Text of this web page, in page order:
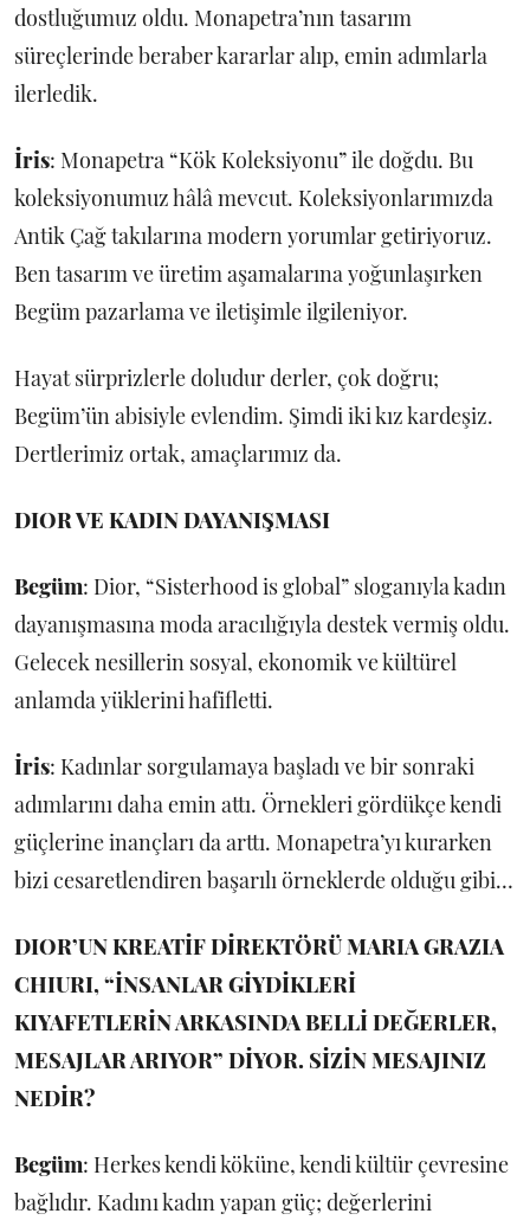
dostluğumuz oldu. Monapetra’nın tasarım
süreçlerinde beraber kararlar alıp, emin adımlarla
ilerledik.
İris: Monapetra “Kök Koleksiyonu” ile doğdu. Bu
koleksiyonumuz hâlâ mevcut. Koleksiyonlarımızda
Antik Çağ takılarına modern yorumlar getiriyoruz.
Ben tasarım ve üretim aşamalarına yoğunlaşırken
Begüm pazarlama ve iletişimle ilgileniyor.
Hayat sürprizlerle doludur derler, çok doğru;
Begüm’ün abisiyle evlendim. Şimdi iki kız kardeşiz.
Dertlerimiz ortak, amaçlarımız da.
DIOR VE KADIN DAYANIŞMASI
Begüm: Dior, “Sisterhood is global” sloganıyla kadın
dayanışmasına moda aracılığıyla destek vermiş oldu.
Gelecek nesillerin sosyal, ekonomik ve kültürel
anlamda yüklerini hafifletti.
İris: Kadınlar sorgulamaya başladı ve bir sonraki
adımlarını daha emin attı. Örnekleri gördükçe kendi
güçlerine inançları da arttı. Monapetra’yı kurarken
bizi cesaretlendiren başarılı örneklerde olduğu gibi…
DIOR’UN KREATİF DİREKTÖRÜ MARIA GRAZIA
CHIURI, “İNSANLAR GİYDİKLERİ
KIYAFETLERİN ARKASINDA BELLİ DEĞERLER,
MESAJLAR ARIYOR” DİYOR. SİZİN MESAJINIZ
NEDİR?
Begüm: Herkes kendi köküne, kendi kültür çevresine
bağlıdır. Kadını kadın yapan güç; değerlerini